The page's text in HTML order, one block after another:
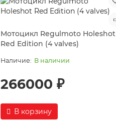
Мотоцикл Regulmoto Holeshot
Red Edition (4 valves)
В наличии
266000 ₽
В корзину